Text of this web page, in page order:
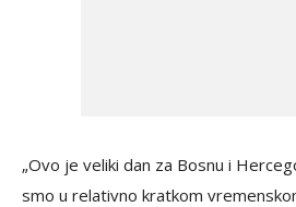
„Ovo je veliki dan za Bosnu i
smo u relativno kratkom